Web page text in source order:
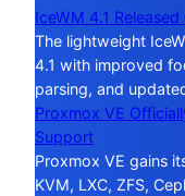
IceWM 4.1
The lightweight
4.1 with improved
parsing, and
Proxmox VE
Support
Proxmox VE gains
KVM, LXC, ZFS,